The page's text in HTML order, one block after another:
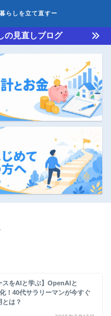
らしを立て直すー
の見直しブログ
スをAIと学ぶ】OpenAIと
！40代サラリーマンが今すぐ
とは？